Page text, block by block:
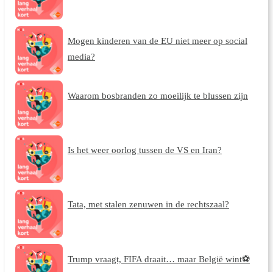
Mogen kinderen van de EU niet meer op social
media?
Waarom bosbranden zo moeilijk te blussen zijn
Is het weer oorlog tussen de VS en Iran?
Tata, met stalen zenuwen in de rechtszaal?
Trump vraagt, FIFA draait… maar België wint⚽